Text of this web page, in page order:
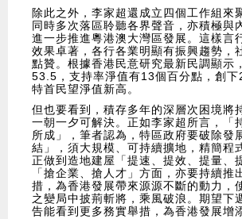
除此之外，李家超還成立四個工作組來
同時多次落區聆聽各界聲音，亦積極與
進一步推進粵港澳大灣區發展。這樣言
效果卓著，各行各業明顯有振興趨勢，
點贊。根據香港民意研究最新民調顯示
53.5，支持率淨值有13個百分點，創
特首民望淨值新高。
但也要看到，積存多年的深層次困境將
一朝一夕可解決。正如李家超所言，「
所成」，筆者認為，特區政府要破除發
結」，須大規模、可持續擴地，精簡程
正做到造地建屋「提速、提效、提量、
「搶企業、搶人才」方面，亦要持續推
措，為香港發展帶來源源不斷的動力，
之變局中披荊斬將，乘風破浪。期望下
告能看到更多務實舉措，為香港發展增